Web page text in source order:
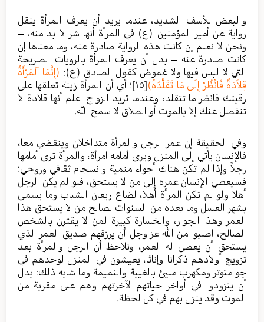
والبعض للأسف الشديد، عندما يريد أن يعرف المرأة ينقل
رواية عن أمير المؤمنين (ع) في المرأة أنها شر لا بد منه، –
ونحن لا نعلم إن كانت هذه الرواية صادرة عنه، وما معناها إن
كانت صادرة عنه – بدل أن يعرف المرأة بالرويات الصريحة
التي لا لبس فيها ولا غموض كقول الصادق (ع): (إِنَّمَا اَلْمَرْأَةُ
قِلاَدَةٌ فَانْظُرْ إِلَى مَا تَقَلَّدُهُ)[١٥]
؛ أي أن المرأة زينة تعلقها على
رقبتك فانظر ما تتقلد، وعندما تريد الزواج اعلم أنها قلادة لا
تنفصل عنك إلا بالموت أو الطلاق لا سمح الله.
وفي الحقيقة إن عمر الرجل والمرأة متداخلان وينقضي معا،
فالإنسان يأتي إلى المنزل ويرى أمامه امرأة، والمرأة ترى أمامها
رجلاً وإذا لم تكن هناك أجواء منمية وانسجام ثقافي وروحي؛
فسيعطي الإنسان عمره إلى من لا يستحق، فلو لم يكن الرجل
أهلا ولو لم تكن المرأة أهلا، لضاع ريعان الشباب وما يسمى
بشهر العسل وما بعده من السنوات لصالح من لا يستحق هذا
العمر وهذا الجوار، والخسارة كبيرة لمن لا يقترن بالشخص
الصالح، اطلبوا من الله عز وجل أن يرزقهم صديق العمر الذي
يستحق أن يعطى له العمر، ونلاحظ أن الرجل والمرأة بعد
تزويج أولادهم ذكرانا وإناثا، يعيشون في المنزل لوحدهم في
جو متوتر ومكهرب مليئ بالغيبة والنميمة وما شابه ذلك؛ بدل
أن يتزودوا في أواخر حياتهم لآخرتهم وهم على مقربة من
الموت وقد ينزل بهم في كل لحظة.